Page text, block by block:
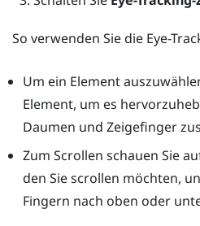
So verwenden Sie die Eye-
Um ein Element
Element, um es
Daumen und Zeigefinger
Zum Scrollen schauen Sie
den Sie scrollen möchten,
Fingern nach oben oder